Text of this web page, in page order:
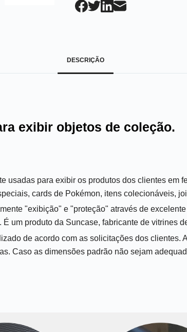
DESCRIÇÃO
exibir objetos de coleção.
usadas para exibir os produtos dos clientes em
cards de Pokémon, itens colecionáveis,
"exibição" e "proteção" através de
um produto da Suncase, fabricante de vitrines
de acordo com as solicitações dos clientes.
Caso as dimensões padrão não sejam